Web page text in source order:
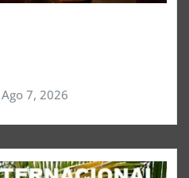
Ago 7, 2026